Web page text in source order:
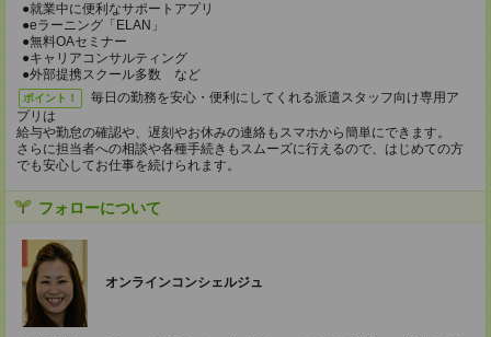
●就業中に便利なサポートアプリ
●eラーニング「ELAN」
●無料OAセミナー
●キャリアコンサルティング
●外部提携スクール多数 など
ポイント！
毎日の勤務を安心・便利にしてくれる派遣スタッフ向け専用ア
プリは
給与や勤怠の確認や、遅刻やお休みの連絡もスマホから簡単にできます。
さらに担当者への相談や各種手続きもスムーズに行えるので、はじめての方
でも安心してお仕事を続けられます。
フォローについて
オンラインコンシェルジュ